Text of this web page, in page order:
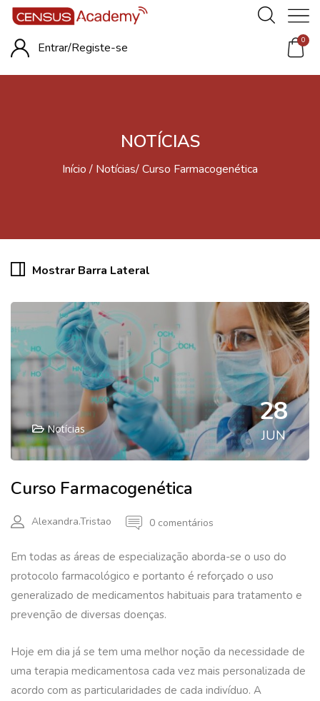
Entrar/Registe-se 0
NOTÍCIAS
Início Notícias Curso Farmacogenética
Mostrar Barra Lateral
Notícias
28
JUN
Curso Farmacogenética
Alexandra.tristao 0 comentários
Em todas as áreas de especialização aborda-se o uso do
protocolo farmacológico e portanto é reforçado o uso
generalizado de medicamentos habituais para tratamento e
prevenção de diversas doenças.
Hoje em dia já se tem uma melhor noção da necessidade de
uma terapia medicamentosa cada vez mais personalizada de
acordo com as particularidades de cada indivíduo. A